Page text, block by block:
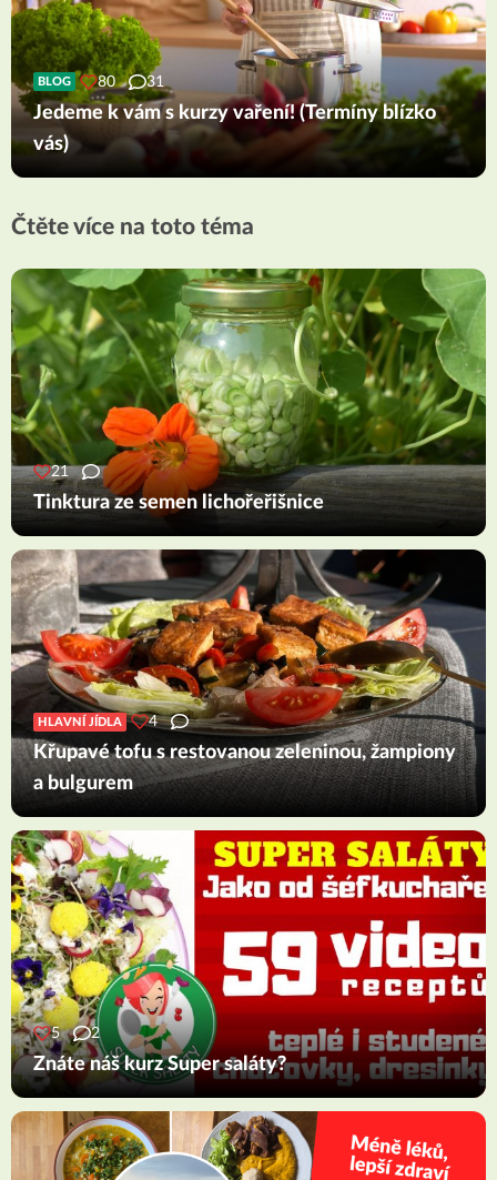
BLOG 80 31
Jedeme k vám s kurzy vaření! (Termíny blízko
vás)
Čtěte více na toto téma
21
Tinktura ze semen lichořeřišnice
HLAVNÍ JÍDLA 4
Křupavé tofu s restovanou zeleninou, žampiony
a bulgurem
5 2
Znáte náš kurz Super saláty?